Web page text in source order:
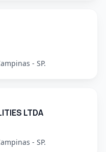
- SP.
LTDA
- SP.